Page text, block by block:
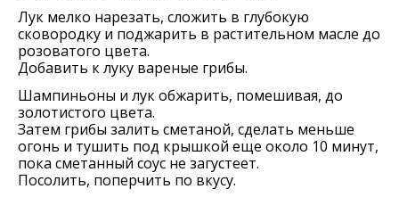
Лук мелко нарезать, сложить в глубокую
сковородку и поджарить в растительном масле до
розоватого цвета.
Добавить к луку вареные грибы.
Шампиньоны и лук обжарить, помешивая, до
золотистого цвета.
Затем грибы залить сметаной, сделать меньше
огонь и тушить под крышкой еще около 10 минут,
пока сметанный соус не загустеет.
Посолить, поперчить по вкусу.